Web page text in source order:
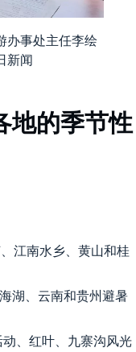
办事处主任李绘
新闻
地的季节性
江南水乡、黄山和桂
湖、云南和贵州避暑
、红叶、九寨沟风光